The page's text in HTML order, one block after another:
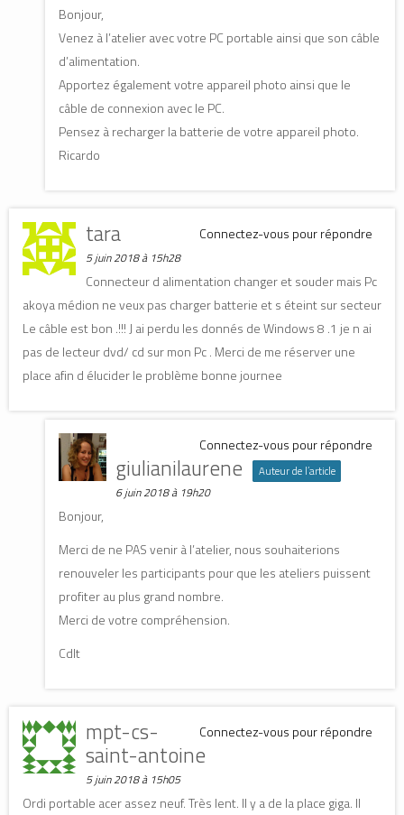
Bonjour,
Venez à l’atelier avec votre PC portable ainsi que son câble
d’alimentation.
Apportez également votre appareil photo ainsi que le
câble de connexion avec le PC.
Pensez à recharger la batterie de votre appareil photo.
Ricardo
Connectez-vous pour répondre
tara
5 juin 2018 à 15h28
Connecteur d alimentation changer et souder mais Pc
akoya médion ne veux pas charger batterie et s éteint sur secteur
Le câble est bon .!!! J ai perdu les donnés de Windows 8 .1 je n ai
pas de lecteur dvd/ cd sur mon Pc . Merci de me réserver une
place afin d élucider le problème bonne journee
Connectez-vous pour répondre
giulianilaurene Auteur de l’article
6 juin 2018 à 19h20
Bonjour,
Merci de ne PAS venir à l’atelier, nous souhaiterions
renouveler les participants pour que les ateliers puissent
profiter au plus grand nombre.
Merci de votre compréhension.
Cdlt
Connectez-vous pour répondre
mpt-cs-
saint-antoine
5 juin 2018 à 15h05
Ordi portable acer assez neuf. Très lent. Il y a de la place giga. Il